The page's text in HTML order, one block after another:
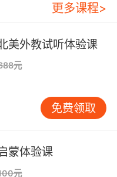
习更加有针对性，
提高，因为孩子和
。
要看教材的选用 教
可少的，因此培训
察的。无论是自主
的教材，都应该是
程度更应该是适中
加有效。为了孩子
，所以机构的教材
更多课程>
美外教试听体验课
元
免费领取
蒙体验课
元